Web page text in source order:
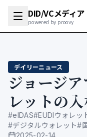
DID/VCメディア
powered by proovy
デイリーニュース
ジョージ
レットの
#eIDAS#EUDIウォレッ
#デジタルウォレット#
2025-02-14